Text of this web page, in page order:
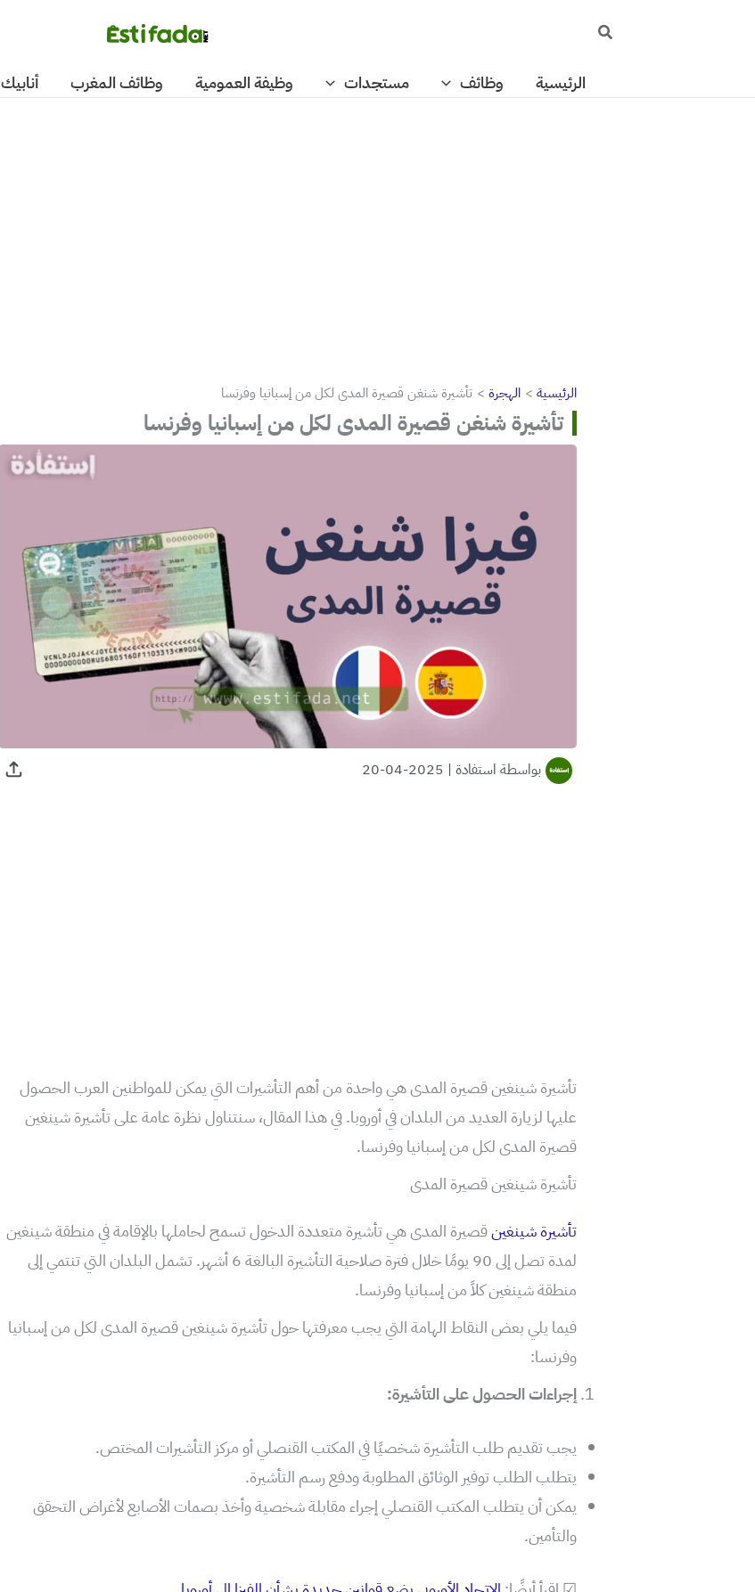
البحث
الرئيسية وظائف مستجدات وظيفة العمومية وظائف المغرب أنابيك
الرئيسية الهجرة تأشيرة شنغن قصيرة المدى لكل من إسبانيا وفرنسا
تأشيرة شنغن قصيرة المدى لكل من إسبانيا وفرنسا
بواسطة استفادة |
2025-04-20
تأشيرة شينغين قصيرة المدى هي واحدة من أهم التأشيرات التي يمكن للمواطنين العرب الحصول
عليها لزيارة العديد من البلدان في أوروبا. في هذا المقال، سنتناول نظرة عامة على تأشيرة شينغين
قصيرة المدى لكل من إسبانيا وفرنسا.
تأشيرة شينغين قصيرة المدى
تأشيرة شينغينقصيرة المدى هي تأشيرة متعددة الدخول تسمح لحاملها بالإقامة في منطقة شينغين
لمدة تصل إلى 90 يومًا خلال فترة صلاحية التأشيرة البالغة 6 أشهر. تشمل البلدان التي تنتمي إلى
منطقة شينغين كلاً من إسبانيا وفرنسا.
فيما يلي بعض النقاط الهامة التي يجب معرفتها حول تأشيرة شينغين قصيرة المدى لكل من إسبانيا
وفرنسا:
إجراءات الحصول على التأشيرة:
يجب تقديم طلب التأشيرة شخصيًا في المكتب القنصلي أو مركز التأشيرات المختص.
يتطلب الطلب توفير الوثائق المطلوبة ودفع رسم التأشيرة.
يمكن أن يتطلب المكتب القنصلي إجراء مقابلة شخصية وأخذ بصمات الأصابع لأغراض التحقق
والتأمين.